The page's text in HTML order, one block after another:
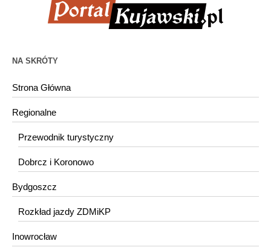
NA SKRÓTY
Strona Główna
Regionalne
Przewodnik turystyczny
Dobrcz i Koronowo
Bydgoszcz
Rozkład jazdy ZDMiKP
Inowrocław